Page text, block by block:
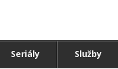
Seriály Služby